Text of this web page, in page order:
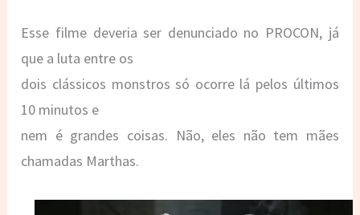
Esse filme deveria ser denunciado no PROCON, já
que a luta entre os
dois clássicos monstros só ocorre lá pelos últimos
10 minutos e
nem é grandes coisas. Não, eles não tem mães
chamadas Marthas.